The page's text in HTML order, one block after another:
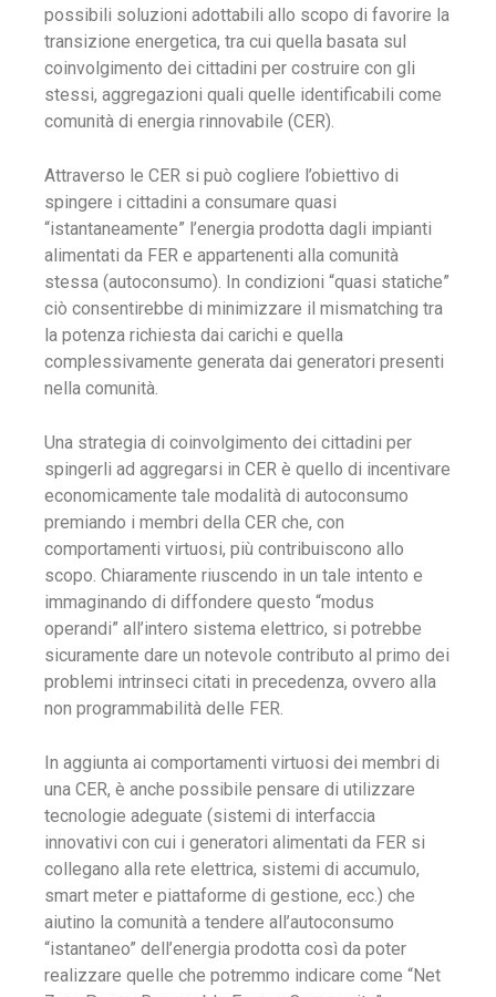
possibili soluzioni adottabili allo scopo di favorire la
transizione energetica, tra cui quella basata sul
coinvolgimento dei cittadini per costruire con gli
stessi, aggregazioni quali quelle identificabili come
comunità di energia rinnovabile (CER).
Attraverso le CER si può cogliere l’obiettivo di
spingere i cittadini a consumare quasi
“istantaneamente” l’energia prodotta dagli impianti
alimentati da FER e appartenenti alla comunità
stessa (autoconsumo). In condizioni “quasi statiche”
ciò consentirebbe di minimizzare il mismatching tra
la potenza richiesta dai carichi e quella
complessivamente generata dai generatori presenti
nella comunità.
Una strategia di coinvolgimento dei cittadini per
spingerli ad aggregarsi in CER è quello di incentivare
economicamente tale modalità di autoconsumo
premiando i membri della CER che, con
comportamenti virtuosi, più contribuiscono allo
scopo. Chiaramente riuscendo in un tale intento e
immaginando di diffondere questo “modus
operandi” all’intero sistema elettrico, si potrebbe
sicuramente dare un notevole contributo al primo dei
problemi intrinseci citati in precedenza, ovvero alla
non programmabilità delle FER.
In aggiunta ai comportamenti virtuosi dei membri di
una CER, è anche possibile pensare di utilizzare
tecnologie adeguate (sistemi di interfaccia
innovativi con cui i generatori alimentati da FER si
collegano alla rete elettrica, sistemi di accumulo,
smart meter e piattaforme di gestione, ecc.) che
aiutino la comunità a tendere all’autoconsumo
“istantaneo” dell’energia prodotta così da poter
realizzare quelle che potremmo indicare come “Net